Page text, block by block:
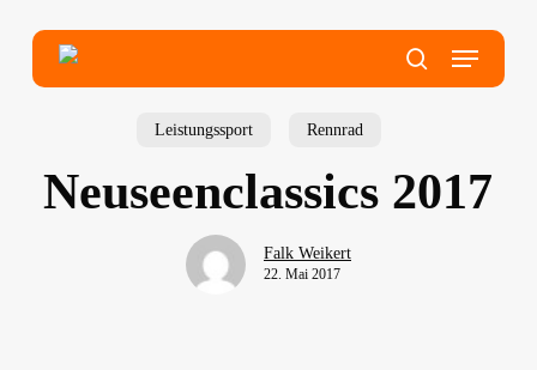
search
Menu
Leistungssport Rennrad
Neuseenclassics 2017
Falk Weikert
22. Mai 2017